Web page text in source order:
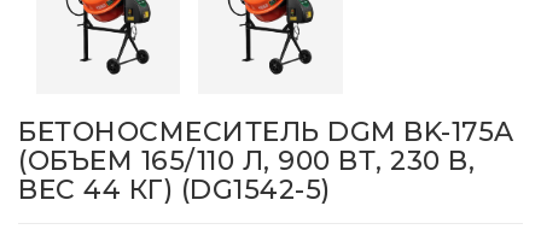
БЕТОНОСМЕСИТЕЛЬ DGM BK-175A
(ОБЪЕМ 165/110 Л, 900 ВТ, 230 В,
ВЕС 44 КГ) (DG1542-5)